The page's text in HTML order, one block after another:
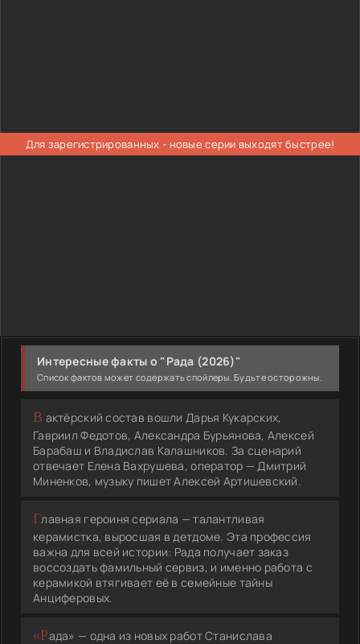
Для зарегистрированных - новые серии выходят быстрее!
Интересные факты о "Рада (2026)"
Список фактов может содержать спойлеры. Будьте осторожны.
В актёрский состав вошли Дарья Кукарских,
Гавриил Федотов, Александра Бурьянова, Алексей
Барабаш и Владислав Калашников. За сценарий
отвечает Елена Вахрушева, оператор — Дмитрий
Миненков, музыку пишет Алексей Артишевский.
Главная героиня сериала — талантливая
керамистка, выросшая в детдоме. Эта профессия
важна для всей истории: Рада получает заказ
воссоздать фамильный сервиз, и именно работа с
керамикой втягивает её в семейные тайны
Анциферовых.
«Рада» — одна из новых работ Станислава